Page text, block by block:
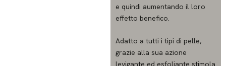
e quindi aumentando il loro
effetto benefico.
Adatto a tutti i tipi di pelle,
grazie alla sua azione
levigante ed esfoliante stimola